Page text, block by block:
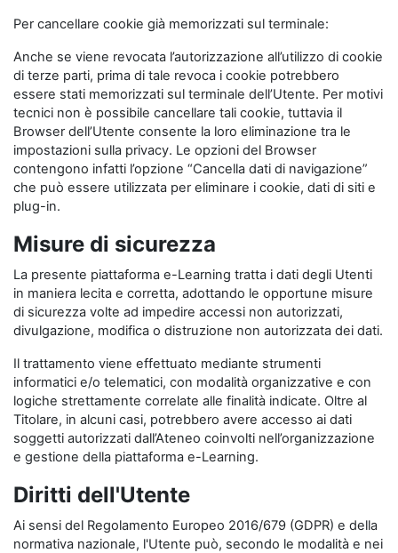
Per cancellare cookie già memorizzati sul terminale:
Anche se viene revocata l’autorizzazione all’utilizzo di cookie
di terze parti, prima di tale revoca i cookie potrebbero
essere stati memorizzati sul terminale dell’Utente. Per motivi
tecnici non è possibile cancellare tali cookie, tuttavia il
Browser dell’Utente consente la loro eliminazione tra le
impostazioni sulla privacy. Le opzioni del Browser
contengono infatti l’opzione “Cancella dati di navigazione”
che può essere utilizzata per eliminare i cookie, dati di siti e
plug-in.
Misure di sicurezza
La presente piattaforma e-Learning tratta i dati degli Utenti
in maniera lecita e corretta, adottando le opportune misure
di sicurezza volte ad impedire accessi non autorizzati,
divulgazione, modifica o distruzione non autorizzata dei dati.
Il trattamento viene effettuato mediante strumenti
informatici e/o telematici, con modalità organizzative e con
logiche strettamente correlate alle finalità indicate. Oltre al
Titolare, in alcuni casi, potrebbero avere accesso ai dati
soggetti autorizzati dall’Ateneo coinvolti nell’organizzazione
e gestione della piattaforma e-Learning.
Diritti dell'Utente
Ai sensi del Regolamento Europeo 2016/679 (GDPR) e della
normativa nazionale, l'Utente può, secondo le modalità e nei